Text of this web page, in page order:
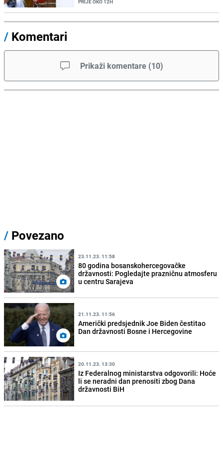
PRIJE OKO 12H
/ Komentari
Prikaži komentare (10)
/ Povezano
23.11.23. 11:58
80 godina bosanskohercegovačke
državnosti: Pogledajte prazničnu atmosferu
u centru Sarajeva
21.11.23. 11:56
Američki predsjednik Joe Biden čestitao
Dan državnosti Bosne i Hercegovine
20.11.23. 13:30
Iz Federalnog ministarstva odgovorili: Hoće
li se neradni dan prenositi zbog Dana
državnosti BiH